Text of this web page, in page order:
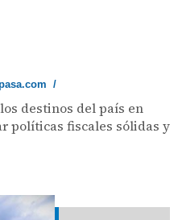
/
destinos del país en
políticas fiscales sólidas y